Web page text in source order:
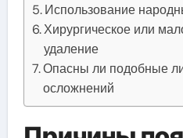
Использование
Хирургическое или
удаление
Опасны ли подобные
осложнений